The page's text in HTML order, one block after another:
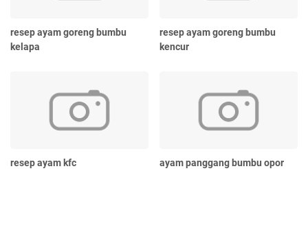
resep ayam goreng bumbu
kelapa
resep ayam goreng bumbu
kencur
resep ayam kfc ayam panggang bumbu opor